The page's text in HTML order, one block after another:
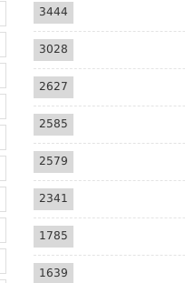
3444
3028
2627
2585
2579
2341
1785
1639